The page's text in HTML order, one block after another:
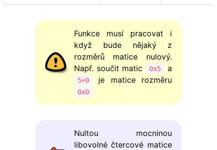
Funkce musí pracovat i
když bude nějaký z
rozměrů matice nulový.
Např. součit matic
0x5 a
5×0 je matice rozměru
0x0
Nultou mocninou
libovolné čtercové matice